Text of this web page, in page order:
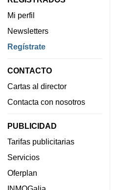
Mi perfil
Newsletters
Regístrate
CONTACTO
Cartas al director
Contacta con nosotros
PUBLICIDAD
Tarifas publicitarias
Servicios
Oferplan